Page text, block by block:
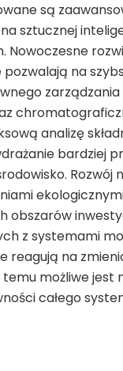
są
sztucznej
Nowoczesne
na
analizę
bardziej
obszarów
z systemami
reagują na
temu możliwe
całego